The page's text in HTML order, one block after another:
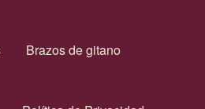
Brazos de gitano